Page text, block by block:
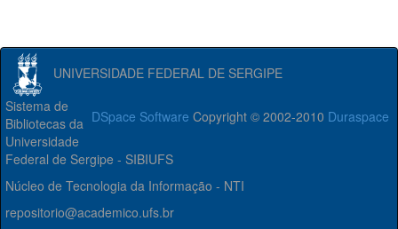
UNIVERSIDADE FEDERAL DE SERGIPE
DSpace Software Copyright © 2002-2010 Duraspace
Sistema de
Bibliotecas da
Universidade
Federal de Sergipe - SIBIUFS
Núcleo de Tecnologia da Informação - NTI
repositorio@academico.ufs.br